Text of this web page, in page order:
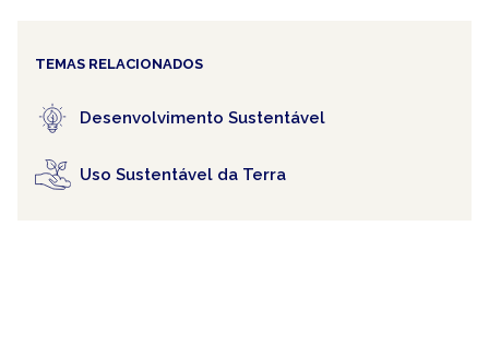
TEMAS RELACIONADOS
Desenvolvimento Sustentável
Uso Sustentável da Terra